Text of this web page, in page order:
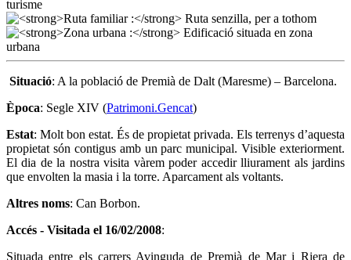
Situació: A la població de Premià de Dalt (Maresme) – Barcelona.
Època: Segle XIV (Patrimoni.Gencat)
Estat: Molt bon estat. És de propietat privada. Els terrenys d’aquesta
propietat són contigus amb un parc municipal. Visible exteriorment.
El dia de la nostra visita vàrem poder accedir lliurament als jardins
que envolten la masia i la torre. Aparcament als voltants.
Altres noms: Can Borbon.
Accés - Visitada el 16/02/2008:
Situada entre els carrers Avinguda de Premià de Mar i Riera de